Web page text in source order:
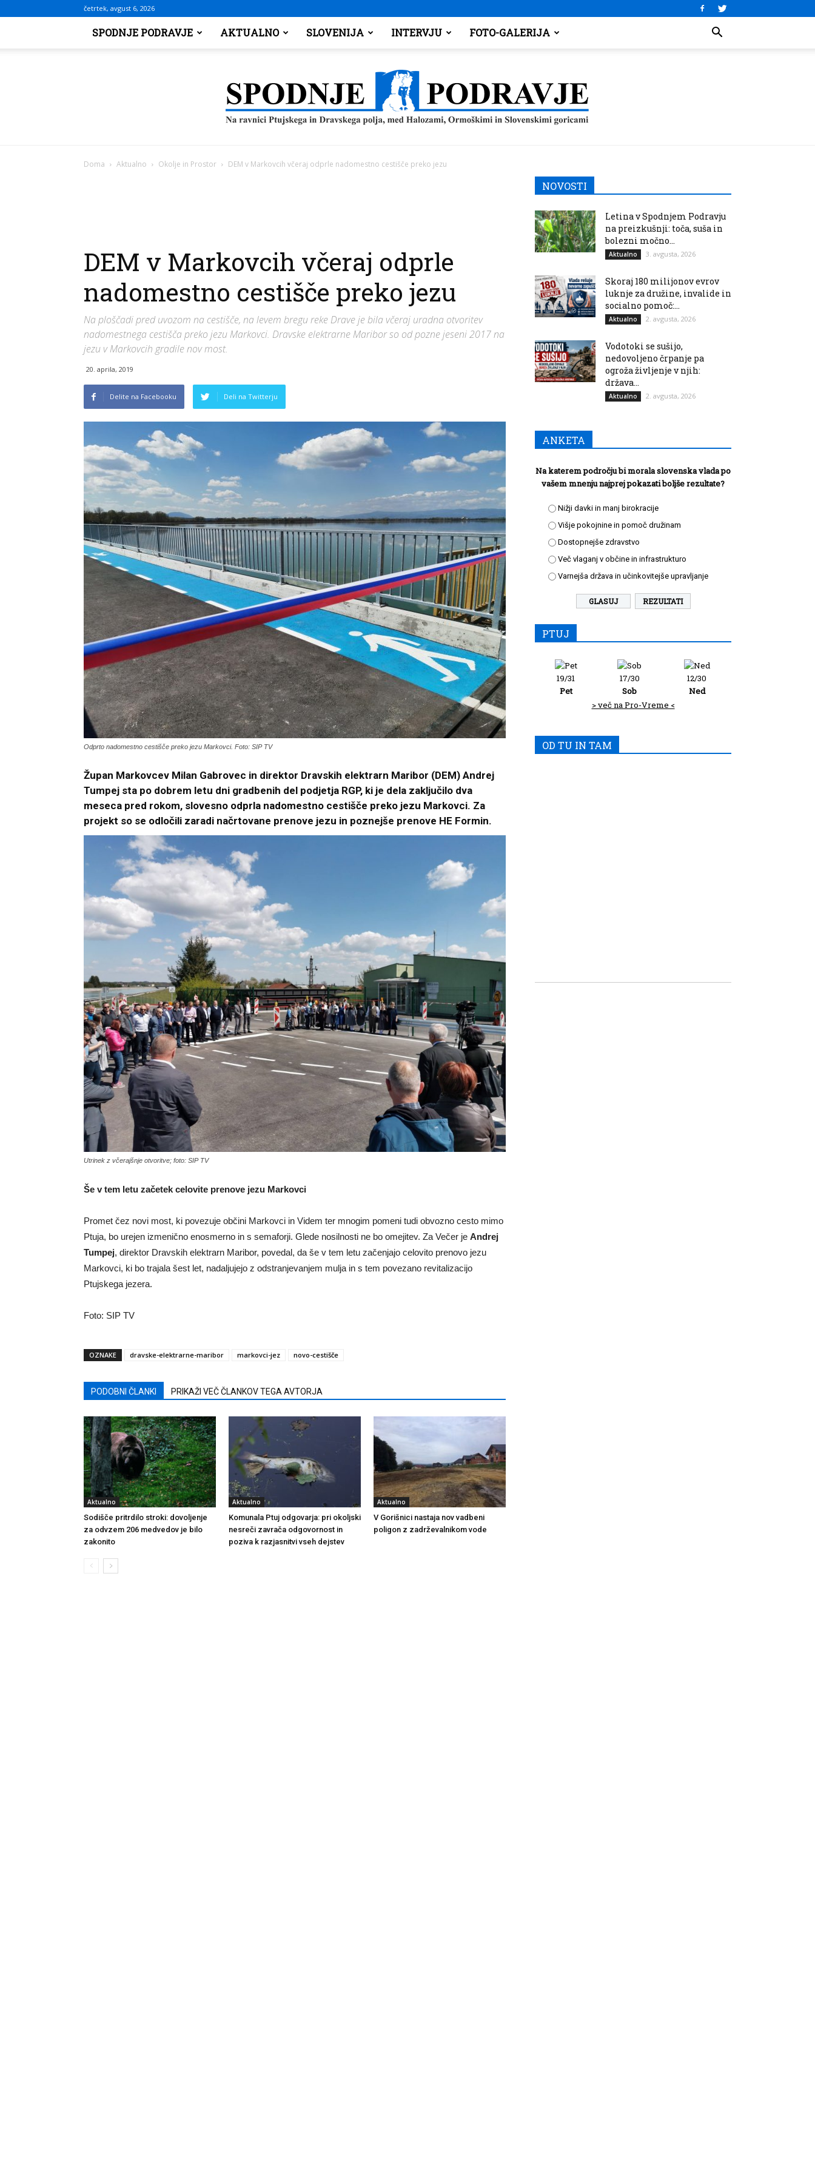
četrtek, avgust 6, 2026
SPODNJE PODRAVJE AKTUALNO SLOVENIJA INTERVJU FOTO-GALERIJA
Podravje
Doma Aktualno Okolje in Prostor DEM v Markovcih včeraj odprle nadomestno cestišče preko jezu
DEM v Markovcih včeraj odprle
nadomestno cestišče preko jezu
Na ploščadi pred uvozom na cestišče, na levem bregu reke Drave je bila včeraj uradna otvoritev
nadomestnega cestišča preko jezu Markovci. Dravske elektrarne Maribor so od pozne jeseni 2017 na
jezu v Markovcih gradile nov most.
20. aprila, 2019
Delite na Facebooku Deli na Twitterju
Odprto nadomestno cestišče preko jezu Markovci. Foto: SIP TV
Župan Markovcev Milan Gabrovec in direktor Dravskih elektrarn Maribor (DEM) Andrej
Tumpej sta po dobrem letu dni gradbenih del podjetja RGP, ki je dela zaključilo dva
meseca pred rokom, slovesno odprla nadomestno cestišče preko jezu Markovci. Za
projekt so se odločili zaradi načrtovane prenove jezu in poznejše prenove HE Formin.
Utrinek z včerajšnje otvoritve; foto: SIP TV
Še v tem letu začetek celovite prenove jezu Markovci
Promet čez novi most, ki povezuje občini Markovci in Videm ter mnogim pomeni tudi obvozno cesto mimo
Ptuja, bo urejen izmenično enosmerno in s semaforji. Glede nosilnosti ne bo omejitev. Za Večer je Andrej
Tumpej, direktor Dravskih elektrarn Maribor, povedal, da še v tem letu začenjajo celovito prenovo jezu
Markovci, ki bo trajala šest let, nadaljujejo z odstranjevanjem mulja in s tem povezano revitalizacijo
Ptujskega jezera.
Foto: SIP TV
OZNAKE dravske-elektrarne-maribor markovci-jez novo-cestišče
PODOBNI ČLANKI PRIKAŽI VEČ ČLANKOV TEGA AVTORJA
Aktualno
Sodišče pritrdilo stroki: dovoljenje
za odvzem 206 medvedov je bilo
zakonito
Aktualno
Komunala Ptuj odgovarja: pri okoljski
nesreči zavrača odgovornost in
poziva k razjasnitvi vseh dejstev
Aktualno
V Gorišnici nastaja nov vadbeni
poligon z zadrževalnikom vode
NOVOSTI
Letina v Spodnjem Podravju
na preizkušnji: toča, suša in
bolezni močno...
Aktualno 3. avgusta, 2026
Skoraj 180 milijonov evrov
luknje za družine, invalide in
socialno pomoč:...
Aktualno 2. avgusta, 2026
Vodotoki se sušijo,
nedovoljeno črpanje pa
ogroža življenje v njih:
država...
Aktualno 2. avgusta, 2026
ANKETA
Na katerem področju bi morala slovenska vlada po
vašem mnenju najprej pokazati boljše rezultate?
Nižji davki in manj birokracije
Višje pokojnine in pomoč družinam
Dostopnejše zdravstvo
Več vlaganj v občine in infrastrukturo
Varnejša država in učinkovitejše upravljanje
REZULTATI
PTUJ
19/31
Pet
17/30
Sob
12/30
Ned
> več na Pro-Vreme <
OD TU IN TAM